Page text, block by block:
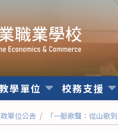
學單位 校務支援
單位公告 / 「一脈歌聲：從山歌